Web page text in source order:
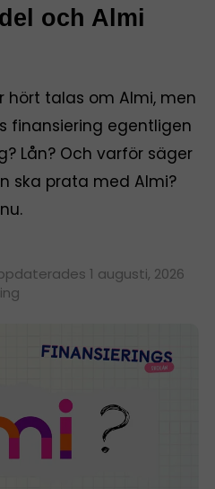
och Almi
talas om Almi, men
finansiering egentligen
Lån? Och varför säger
ska prata med Almi?
1 augusti, 2026